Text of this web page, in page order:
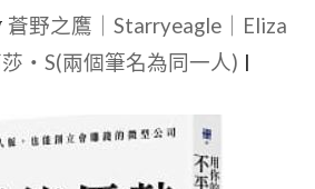
流
量
代，
競
蒼野之鷹｜Starryeagle｜Eliza
・S(兩個筆名為同一人)